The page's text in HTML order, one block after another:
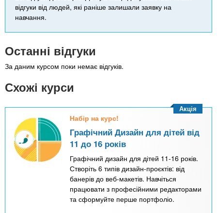
відгуки від людей, які раніше залишали заявку на
навчання.
Останні відгуки
За даним курсом поки немає відгуків.
Схожі курси
Набір на курс!
Графічний Дизайн для дітей від
11 до 16 років
Графічний дизайн для дітей 11-16 років.
Створіть 6 типів дизайн-проєктів: від
банерів до веб-макетів. Навчіться
працювати з професійними редакторами
та сформуйте перше портфоліо.
Акція